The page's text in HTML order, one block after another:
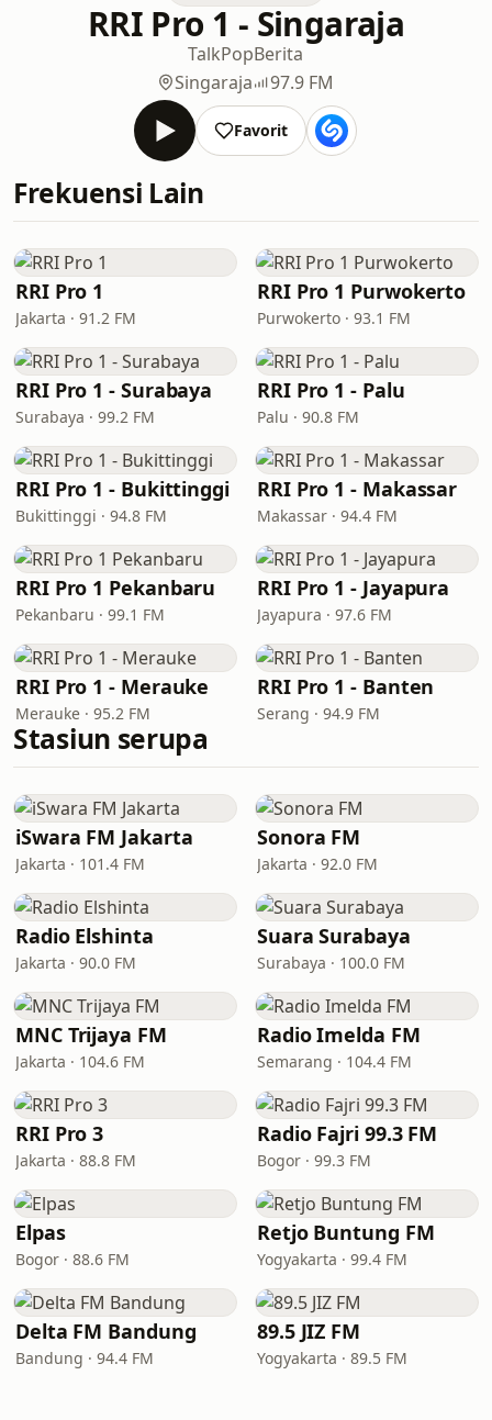
RRI Pro 1 - Singaraja
TalkPopBerita
Singaraja
97.9 FM
Favorit
Frekuensi Lain
RRI Pro 1
Jakarta · 91.2 FM
RRI Pro 1 Purwokerto
Purwokerto · 93.1 FM
RRI Pro 1 - Surabaya
Surabaya · 99.2 FM
RRI Pro 1 - Palu
Palu · 90.8 FM
RRI Pro 1 - Bukittinggi
Bukittinggi · 94.8 FM
RRI Pro 1 - Makassar
Makassar · 94.4 FM
RRI Pro 1 Pekanbaru
Pekanbaru · 99.1 FM
RRI Pro 1 - Jayapura
Jayapura · 97.6 FM
RRI Pro 1 - Merauke
Merauke · 95.2 FM
RRI Pro 1 - Banten
Serang · 94.9 FM
Stasiun serupa
iSwara FM Jakarta
Jakarta · 101.4 FM
Sonora FM
Jakarta · 92.0 FM
Radio Elshinta
Jakarta · 90.0 FM
Suara Surabaya
Surabaya · 100.0 FM
MNC Trijaya FM
Jakarta · 104.6 FM
Radio Imelda FM
Semarang · 104.4 FM
RRI Pro 3
Jakarta · 88.8 FM
Radio Fajri 99.3 FM
Bogor · 99.3 FM
Elpas
Bogor · 88.6 FM
Retjo Buntung FM
Yogyakarta · 99.4 FM
Delta FM Bandung
Bandung · 94.4 FM
89.5 JIZ FM
Yogyakarta · 89.5 FM